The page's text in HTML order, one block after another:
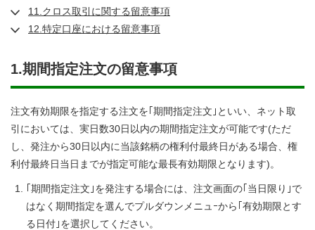
11.クロス取引に関する留意事項
12.特定口座における留意事項
1.期間指定注文の留意事項
注文有効期限を指定する注文を｢期間指定注文｣といい、ネット取
引においては、実日数30日以内の期間指定注文が可能です(ただ
し、発注から30日以内に当該銘柄の権利付最終日がある場合、権
利付最終日当日までが指定可能な最長有効期限となります)。
｢期間指定注文｣を発注する場合には、注文画面の｢当日限り｣で
はなく期間指定を選んでプルダウンメニュｰから｢有効期限とす
る日付｣を選択してください。